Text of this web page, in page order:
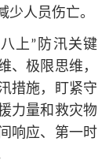
人员伤亡。
上”防汛关键
、极限思维，
措施，盯紧守
力量和救灾物
响应、第一时